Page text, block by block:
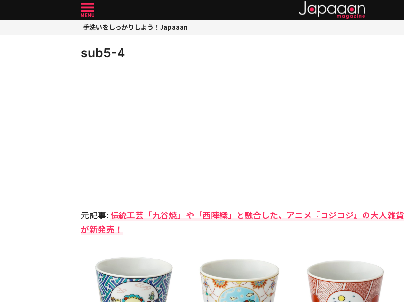
手洗いをしっかりしよう！Japaaan
sub5-4
元記事:伝統工芸「九谷焼」や「西陣織」と融合した、アニメ『コジコジ』の大人雑貨
が新発売！